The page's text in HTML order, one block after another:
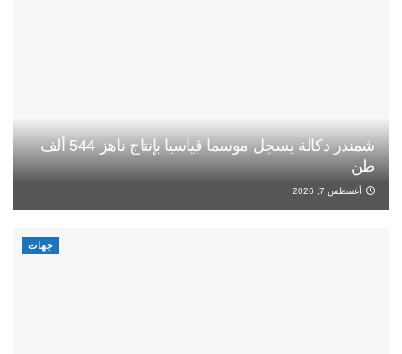
شمندر دكالة يسجل موسما قياسيا بإنتاج ناهز 544 ألف
طن
أغسطس 7, 2026
جهات